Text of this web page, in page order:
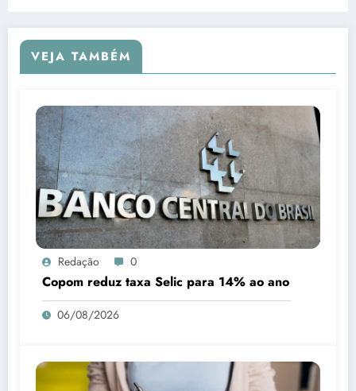
VEJA TAMBÉM
Redação 0
Copom reduz taxa Selic para 14% ao ano
06/08/2026